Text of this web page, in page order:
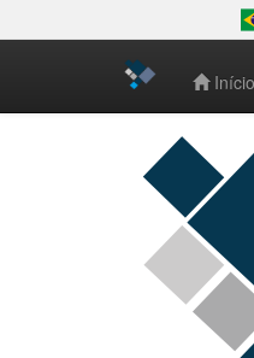
navigation
Início